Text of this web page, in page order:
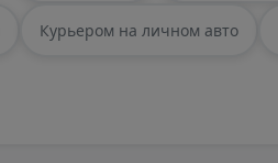
Курьером на личном авто